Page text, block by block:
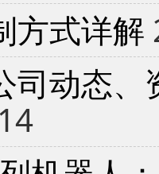
方式详解
司动态